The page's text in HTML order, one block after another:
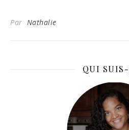
Par Nathalie
QUI SUIS-